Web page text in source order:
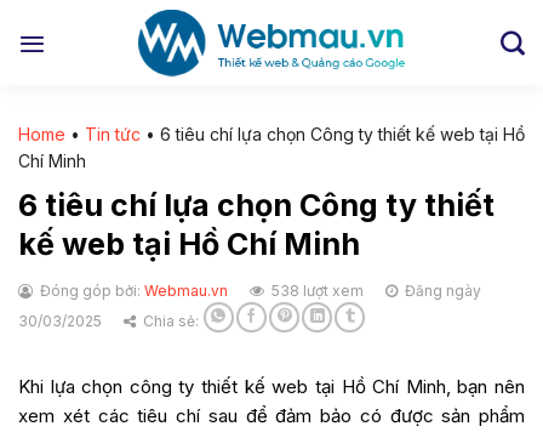
đến
Home • Tin tức • 6 tiêu chí lựa chọn Công ty thiết kế web tại Hồ
Chí Minh
6 tiêu chí lựa chọn Công ty thiết
kế web tại Hồ Chí Minh
Đóng góp bởi: Webmau.vn 538 lượt xem
Đăng ngày
30/03/2025
Chia sẻ:
Khi lựa chọn công ty thiết kế web tại Hồ Chí Minh, bạn nên
xem xét các tiêu chí sau để đảm bảo có được sản phẩm